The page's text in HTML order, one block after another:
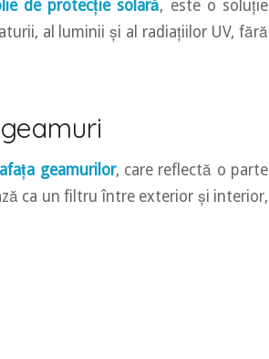
de protecție solară, este o soluție
al luminii și al radiațiilor UV, fără
geamurilor, care reflectă o parte
ca un filtru între exterior și interior,